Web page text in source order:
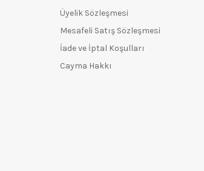
Üyelik Sözleşmesi
Mesafeli Satış Sözleşmesi
İade ve İptal Koşulları
Cayma Hakkı